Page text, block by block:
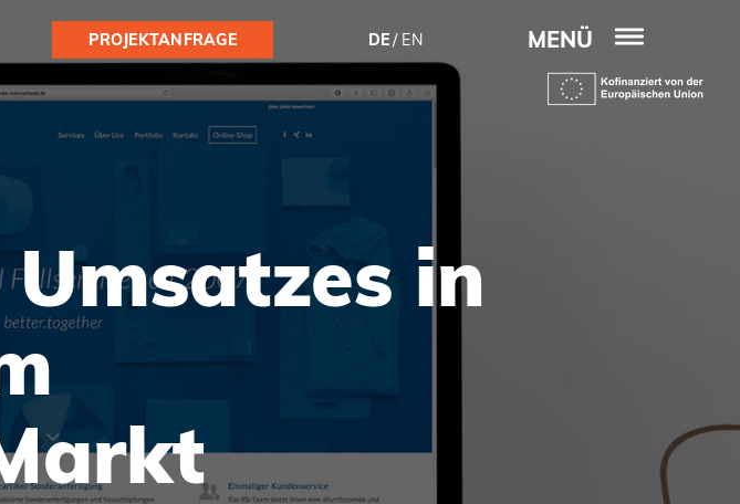
PROJEKTANFRAGE DE EN MENÜ
in